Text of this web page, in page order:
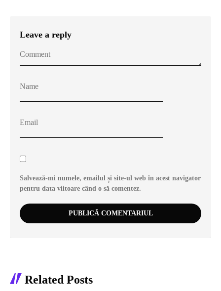
Leave a reply
Salvează-mi numele, emailul și site-ul web în acest navigator
pentru data viitoare când o să comentez.
Related Posts